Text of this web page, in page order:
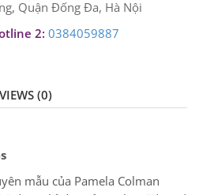
Quận Đống Đa, Hà Nội
2: 0384059887
(0)
mẫu của Pamela Colman